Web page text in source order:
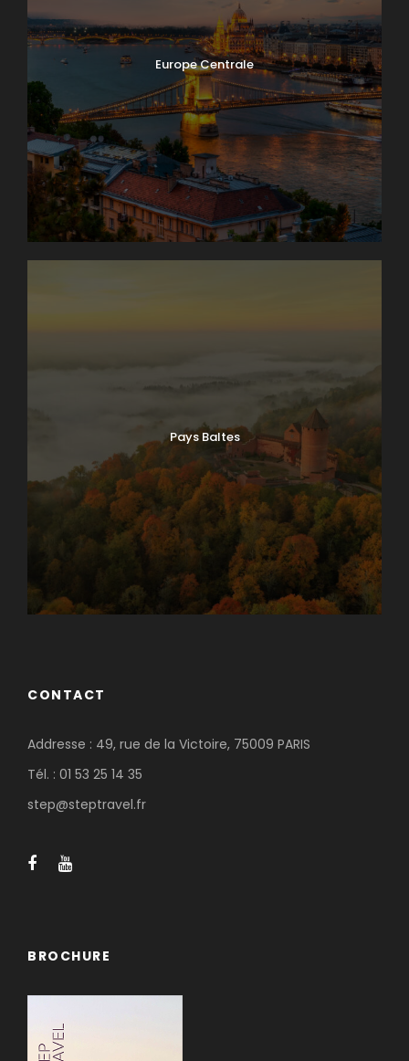
Europe Centrale
Pays Baltes
CONTACT
Addresse : 49, rue de la Victoire, 75009 PARIS
Tél. : 01 53 25 14 35
step@steptravel.fr
BROCHURE